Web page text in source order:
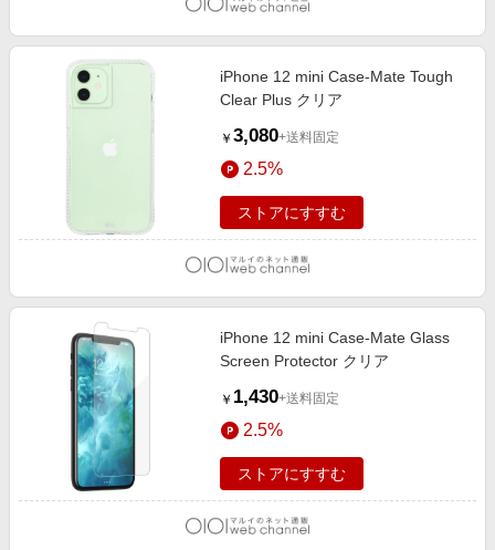
iPhone 12 mini Case-Mate Tough
Clear Plus クリア
￥ 3,080+送料固定
2.5%
ストアにすすむ
iPhone 12 mini Case-Mate Glass
Screen Protector クリア
￥ 1,430+送料固定
2.5%
ストアにすすむ